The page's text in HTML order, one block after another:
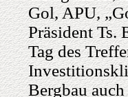
Gol, APU,
Präsident Ts.
Tag des
Bergbau